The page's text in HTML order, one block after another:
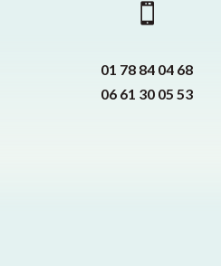

01 78 84 04 68
06 61 30 05 53